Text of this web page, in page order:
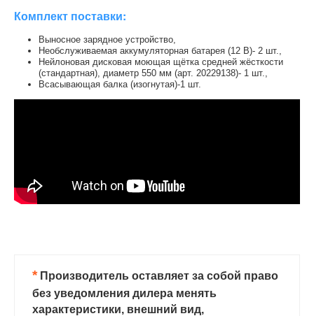
Комплект поставки:
Выносное зарядное устройство,
Необслуживаемая аккумуляторная батарея (12 В)- 2 шт.,
Нейлоновая дисковая моющая щётка средней жёсткости
(стандартная), диаметр 550 мм (арт. 20229138)- 1 шт.,
Всасывающая балка (изогнутая)-1 шт.
*Производитель оставляет за собой право
без уведомления дилера менять
характеристики, внешний вид,